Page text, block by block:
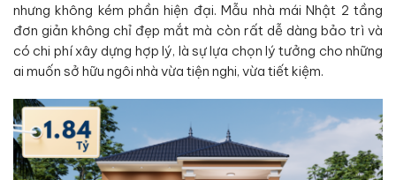
nhưng không kém phần hiện đại. Mẫu nhà mái Nhật 2 tầng
đơn giản không chỉ đẹp mắt mà còn rất dễ dàng bảo trì và
có chi phí xây dựng hợp lý, là sự lựa chọn lý tưởng cho những
ai muốn sở hữu ngôi nhà vừa tiện nghi, vừa tiết kiệm.